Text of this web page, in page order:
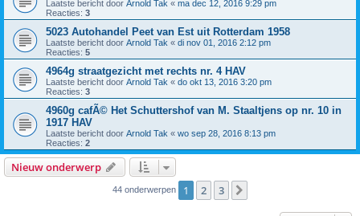
Laatste bericht door Arnold Tak « ma dec 12, 2016 9:29 pm
Reacties: 3
5023 Autohandel Peet van Est uit Rotterdam 1958
Laatste bericht door Arnold Tak « di nov 01, 2016 2:12 pm
Reacties: 5
4964g straatgezicht met rechts nr. 4 HAV
Laatste bericht door Arnold Tak « do okt 13, 2016 3:20 pm
Reacties: 3
4960g cafÃ© Het Schuttershof van M. Staaltjens op nr. 10 in
1917 HAV
Laatste bericht door Arnold Tak « wo sep 28, 2016 8:13 pm
Reacties: 2
Nieuw onderwerp
44 onderwerpen 1 2 3